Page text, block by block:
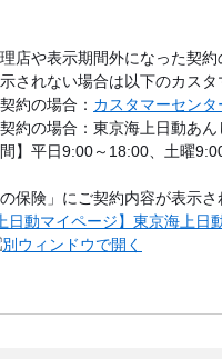
店や表示期間外になった契約
されない場合は以下のカス
約の場合： カスタマーセンタ
契約の場合：東京海上日動あ
】平日9:00～18:00、土曜
保険」にご契約内容が表示さ
日動マイページ】東京海上日